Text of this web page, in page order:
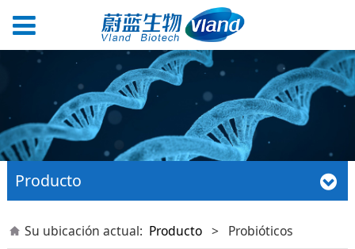
Producto
Su ubicación actual: Producto > Probióticos